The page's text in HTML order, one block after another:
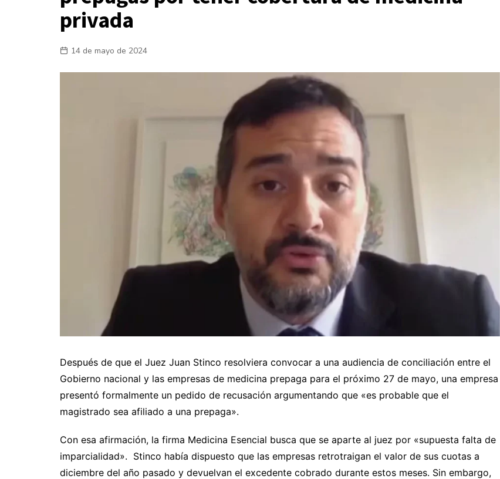
privada
14 de mayo de 2024
Después de que el Juez Juan Stinco resolviera convocar a una audiencia de conciliación entre el
Gobierno nacional y las empresas de medicina prepaga para el próximo 27 de mayo, una empresa
presentó formalmente un pedido de recusación argumentando que «es probable que el
magistrado sea afiliado a una prepaga».
Con esa afirmación, la firma Medicina Esencial busca que se aparte al juez por «supuesta falta de
imparcialidad». Stinco había dispuesto que las empresas retrotraigan el valor de sus cuotas a
diciembre del año pasado y devuelvan el excedente cobrado durante estos meses. Sin embargo,